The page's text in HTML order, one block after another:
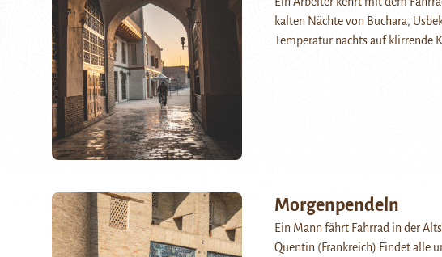
kalten Nächte von Buchara,
Temperatur nachts auf klirrende
Morgenpendeln
Ein Mann fährt Fahrrad in der
Quentin (Frankreich) Findet alle